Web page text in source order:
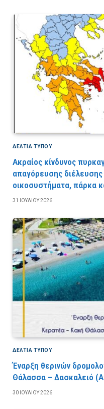
ΔΕΛΤΙΑ ΤΥΠΟΥ
Ακραίος κίνδυνος
απαγόρευσης διέλευσης
οικοσυστήματα, πάρκα
31 ΙΟΥΛΊΟΥ 2026
ΔΕΛΤΙΑ ΤΥΠΟΥ
Έναρξη θερινών
Θάλασσα – Δασκαλειό
30 ΙΟΥΛΊΟΥ 2026